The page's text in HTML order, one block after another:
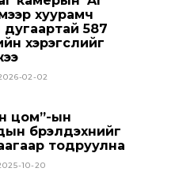
хуурамч
587
хэрэгслийг
02-02
цом”-ын
бүрэлдэхүүнийг
тодруулна
10-20